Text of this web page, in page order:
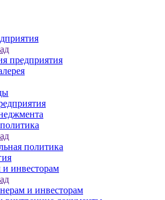
предприятия
политика
инвесторам
и инвесторам